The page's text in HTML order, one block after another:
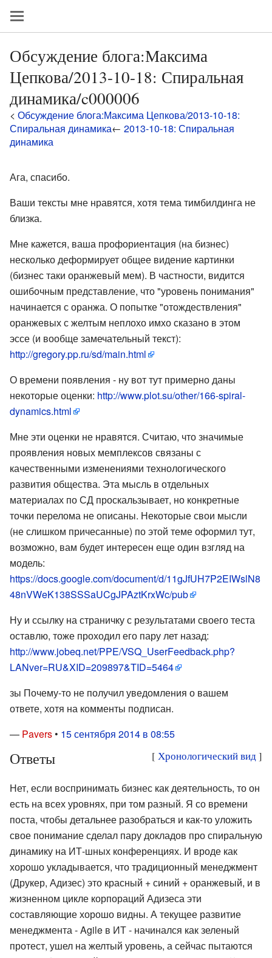
Обсуждение блога:Максима
Цепкова/2013-10-18: Спиральная
динамика/c000006
< Обсуждение блога:Максима Цепкова/2013-10-18:
Спиральная динамика← 2013-10-18: Спиральная
динамика
Ага, спасибо.
Ваши тексты мне нравятся, хотя тема тимбилдинга не
близка.
Мне кажется, ваша профориентация (на бизнес)
несколько деформирует общее видение картинки
(бизнес таки оранжевый мем). В частности, видится
ошибочным представление, что "уровень понимания"
начинается с оранжа. О попытке "отождествления"
оранжевых с желтым неплохо имхо сказано в этом
эссе (и вообще замечательный текст):
http://gregory.pp.ru/sd/main.html
О времени появления - ну вот тут примерно даны
некоторые оценки: http://www.plot.su/other/166-spiral-
dynamics.html
Мне эти оценки не нравятся. Считаю, что значимые
проявления новых мемплексов связаны с
качественными изменениями технологического
развития общества. Эта мысль в отдельных
материалах по СД проскальзывает, но конкретные
точки перелома не описаны. Некоторые свои мысли
(не слишком причесанные) по этой теме оформил тут,
возможно, вам будет интересен еще один взгляд на
модель:
https://docs.google.com/document/d/11gJfUH7P2EIWslN8
48nVWeK138SSSaUCgJPAztKrxWc/pub
Ну и ссылку на страничку с результатами своего теста
оставлю, тоже проходил его пару лет назад:
http://www.jobeq.net/PPE/VSQ_UserFeedback.php?
LANver=RU&XID=209897&TID=5464
зы Почему-то не получил уведомления о вашем
ответе, хотя на комменты подписан.
— Pavers • 15 сентября 2014 в 08:55
[ Хронологический вид]
Ответы
Нет, если воспринимать бизнес как деятельность, то он
есть на всех уровнях, при том разный. Я со времени
поста, чтобы детальнее разобраться и как-то уложить
свое понимание сделал пару докладов про спиральную
динамику на ИТ-шных конференциях. И вроде как
хорошо укладывается, что традиционный менеджмент
(Друкер, Адизес) это красный + синий + оранжевый, и в
жизненном цикле корпораций Адизеса эти
составляющие хорошо видны. А текущее развитие
менеджмента - Agile в ИТ - начинался как зеленый
протест, ушел на желтый уровень, а сейчас пытаются